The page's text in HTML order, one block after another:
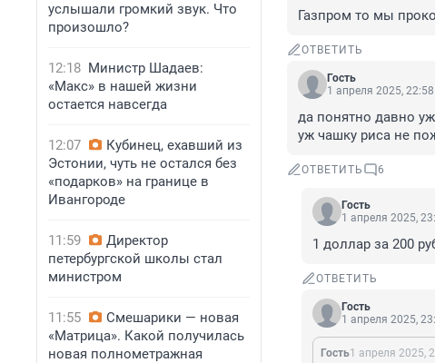
услышали громкий звук. Что
произошло?
12:18 Министр Шадаев:
«Макс» в нашей жизни
остается навсегда
12:07
Кубинец, ехавший из
Эстонии, чуть не остался без
«подарков» на границе в
Ивангороде
11:59
Директор
петербургской школы стал
министром
11:55
Смешарики — новая
«Матрица». Какой получилась
новая полнометражная
Газпром то мы
ОТВЕТИТЬ
Гость
1 апреля 2025, 22:58
да понятно давно
уж чашку риса не
ОТВЕТИТЬ 6
Гость
1 апреля 2025,
1 доллар за 200
ОТВЕТИТЬ
Гость
1 апреля 2025,
Гость1 апреля 2025,